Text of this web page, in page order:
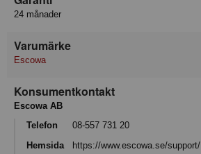
24 månader
Varumärke
Escowa
Konsumentkontakt
Escowa AB
Telefon
08-557 731 20
Hemsida
https://www.escowa.se/support/